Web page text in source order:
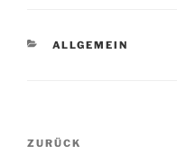
KATEGORIEN
ALLGEMEIN
Beitragsnavigation
Vorheriger
ZURÜCK